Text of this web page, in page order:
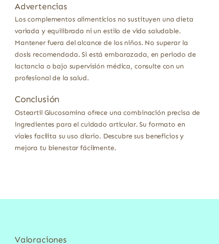
Advertencias
Los complementos alimenticios no sustituyen una dieta
variada y equilibrada ni un estilo de vida saludable.
Mantener fuera del alcance de los niños. No superar la
dosis recomendada. Si está embarazada, en periodo de
lactancia o bajo supervisión médica, consulte con un
profesional de la salud.
Conclusión
Osteartil Glucosamina ofrece una combinación precisa de
ingredientes para el cuidado articular. Su formato en
viales facilita su uso diario. Descubre sus beneficios y
mejora tu bienestar fácilmente.
Valoraciones